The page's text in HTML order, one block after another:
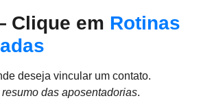
Clique em Rotinas
deseja vincular um contato.
das aposentadorias.